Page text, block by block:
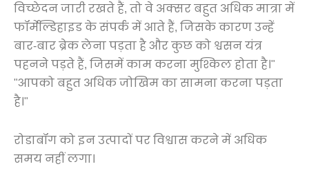
विच्छेदन जारी रखते हैं, तो वे अक्सर बहुत अधिक मात्रा में
फॉर्मेल्डिहाइड के संपर्क में आते हैं, जिसके कारण उन्हें
बार-बार ब्रेक लेना पड़ता है और कुछ को श्वसन यंत्र
पहनने पड़ते हैं, जिसमें काम करना मुश्किल होता है।"
"आपको बहुत अधिक जोखिम का सामना करना पड़ता
है।"
रोडाबॉग को इन उत्पादों पर विश्वास करने में अधिक
समय नहीं लगा।